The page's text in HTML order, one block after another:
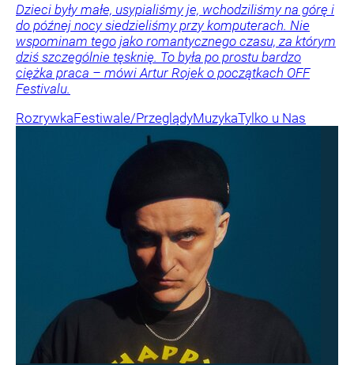
Dzieci były małe, usypialiśmy je, wchodziliśmy na górę i
do późnej nocy siedzieliśmy przy komputerach. Nie
wspominam tego jako romantycznego czasu, za którym
dziś szczególnie tęsknię. To była po prostu bardzo
ciężka praca – mówi Artur Rojek o początkach OFF
Festivalu.
RozrywkaFestiwale/PrzeglądyMuzykaTylko u Nas